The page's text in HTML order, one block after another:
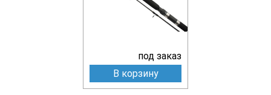
под заказ
В корзину